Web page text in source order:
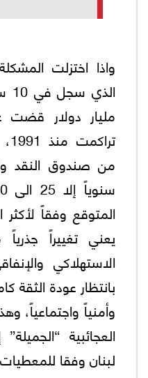
واذا اختزلت
مليار دولار قضت
من صندوق النقد
المتوقع وفقاً لأكثر
يعني تغييراً
الاستهلاكي
بانتظار عودة الثقة
وأمنياً واجتماعياً،
العجائبية
لبنان وفقا